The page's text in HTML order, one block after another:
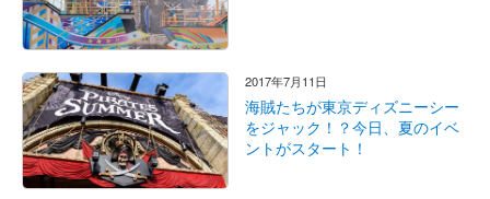
2017年7月11日
海賊たちが東京ディズニーシー
をジャック！？今日、夏のイベ
ントがスタート！